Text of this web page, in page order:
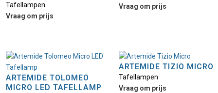
Tafellampen
Vraag om prijs
Vraag om prijs
ARTEMIDE TOLOMEO
MICRO LED TAFELLAMP
ARTEMIDE TIZIO MICRO
Tafellampen
Vraag om prijs